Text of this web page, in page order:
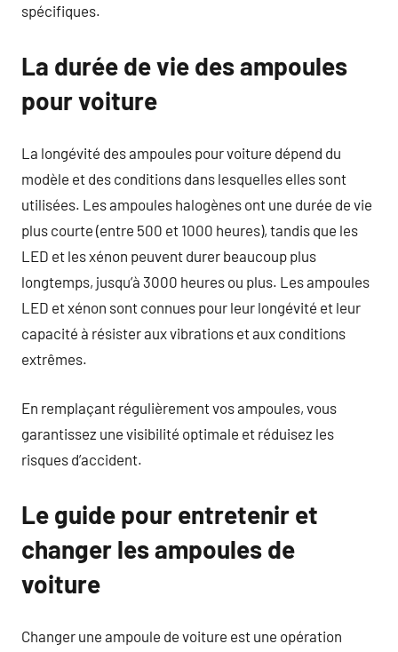
spécifiques.
La durée de vie des ampoules
pour voiture
La longévité des ampoules pour voiture dépend du
modèle et des conditions dans lesquelles elles sont
utilisées. Les ampoules halogènes ont une durée de vie
plus courte (entre 500 et 1000 heures), tandis que les
LED et les xénon peuvent durer beaucoup plus
longtemps, jusqu’à 3000 heures ou plus. Les ampoules
LED et xénon sont connues pour leur longévité et leur
capacité à résister aux vibrations et aux conditions
extrêmes.
En remplaçant régulièrement vos ampoules, vous
garantissez une visibilité optimale et réduisez les
risques d’accident.
Le guide pour entretenir et
changer les ampoules de
voiture
Changer une ampoule de voiture est une opération